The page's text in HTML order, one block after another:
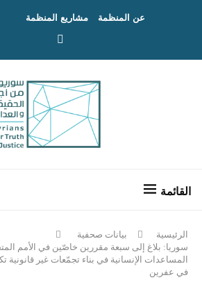
عن المنظمة مشاريع المنظمة
الرئيسية
بيانات صحفية
سوريا: بلاغ إلى سبعة مقررين خاصّين في الأمم
المساعدات الإنسانية في بناء تجمّعات غير قانونية
في عفرين